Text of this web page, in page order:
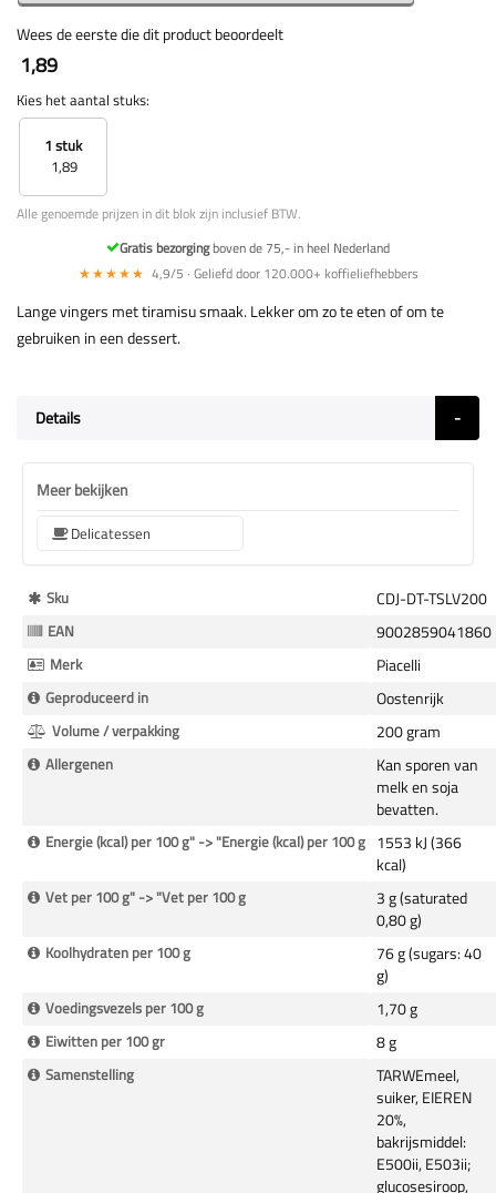
Wees de eerste die dit product beoordeelt
1,89
Kies het aantal stuks:
1 stuk
1,89
Alle genoemde prijzen in dit blok zijn inclusief BTW.
Gratis bezorgingboven de 75,- in heel Nederland
★★★★★ 4,9/5 · Geliefd door 120.000+ koffieliefhebbers
Lange vingers met tiramisu smaak. Lekker om zo te eten of om te
gebruiken in een dessert.
Details
Meer bekijken
Delicatessen
Meer
Informatie
Sku CDJ-DT-TSLV200
EAN 9002859041860
Merk Piacelli
Geproduceerd in Oostenrijk
Volume / verpakking 200 gram
Allergenen
Kan sporen van
melk en soja
bevatten.
Energie (kcal) per 100 g" -> "Energie (kcal) per 100 g 1553 kJ (366
kcal)
Vet per 100 g" -> "Vet per 100 g
3 g (saturated
0,80 g)
Koolhydraten per 100 g
76 g (sugars: 40
g)
Voedingsvezels per 100 g 1,70 g
Eiwitten per 100 gr 8 g
Samenstelling
TARWEmeel,
suiker, EIEREN
20%,
bakrijsmiddel:
E500ii, E503ii;
glucosesiroop,